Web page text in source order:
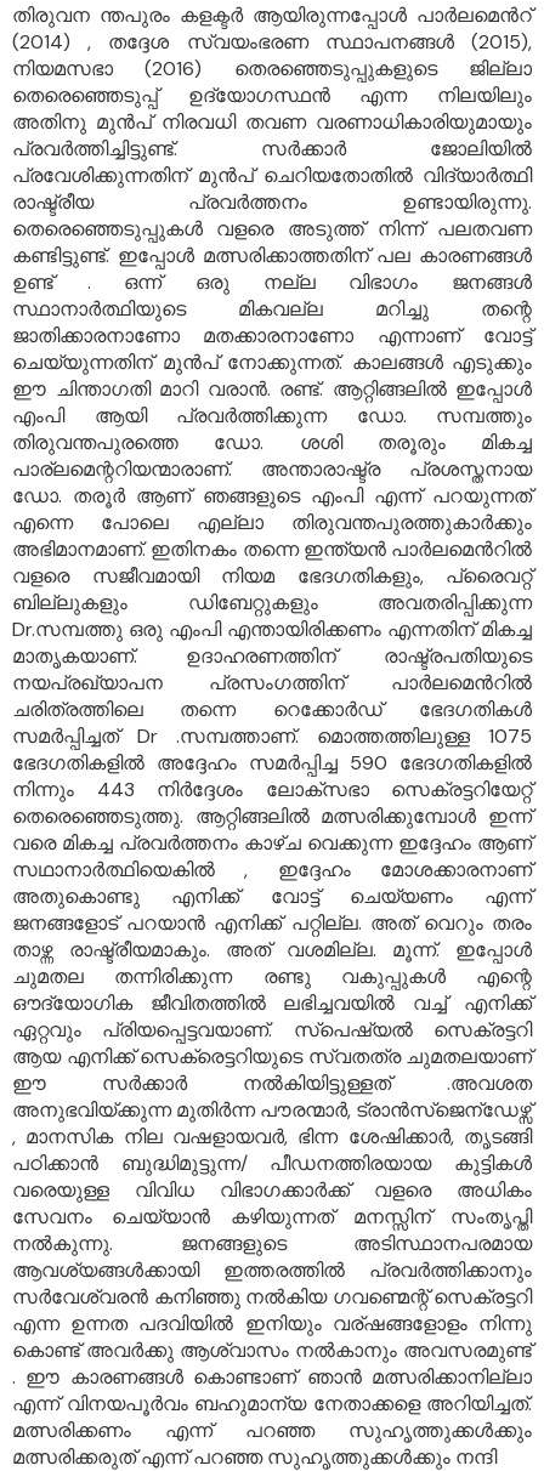
തിരുവന ന്തപുരം കളക്ടർ ആയിരുന്നപ്പോൾ പാർലമെൻറ്
(2014) , തദ്ദേശ സ്വയംഭരണ സ്ഥാപനങ്ങൾ (2015),
നിയമസഭാ (2016) തെരഞ്ഞെടുപ്പുകളുടെ ജില്ലാ
തെരെഞ്ഞെടുപ്പ് ഉദ്യോഗസ്ഥൻ എന്ന നിലയിലും
അതിനു മുൻപ് നിരവധി തവണ വരണാധികാരിയുമായും
പ്രവർത്തിച്ചിട്ടുണ്ട്. സർക്കാർ ജോലിയിൽ
പ്രവേശിക്കുന്നതിന് മുൻപ് ചെറിയതോതിൽ വിദ്യാർത്ഥി
രാഷ്ട്രീയ പ്രവർത്തനം ഉണ്ടായിരുന്നു.
തെരെഞ്ഞെടുപ്പുകൾ വളരെ അടുത്ത് നിന്ന് പലതവണ
കണ്ടിട്ടുണ്ട്. ഇപ്പോൾ മത്സരിക്കാത്തതിന് പല കാരണങ്ങൾ
ഉണ്ട് . ഒന്ന് ഒരു നല്ല വിഭാഗം ജനങ്ങൾ
സ്ഥാനാർത്ഥിയുടെ മികവല്ല മറിച്ചു തന്റെ
ജാതിക്കാരനാണോ മതക്കാരനാണോ എന്നാണ് വോട്ട്
ചെയ്യുന്നതിന് മുൻപ് നോക്കുന്നത്. കാലങ്ങൾ എടുക്കും
ഈ ചിന്താഗതി മാറി വരാൻ. രണ്ട്. ആറ്റിങ്ങലിൽ ഇപ്പോൾ
എംപി ആയി പ്രവർത്തിക്കുന്ന ഡോ. സമ്പത്തും
തിരുവന്തപുരത്തെ ഡോ. ശശി തരൂരും മികച്ച
പാര്ലമെന്ററിയന്മാരാണ്. അന്താരാഷ്ട്ര പ്രശസ്തനായ
ഡോ. തരൂർ ആണ് ഞങ്ങളുടെ എംപി എന്ന് പറയുന്നത്
എന്നെ പോലെ എല്ലാ തിരുവന്തപുരത്തുകാർക്കും
അഭിമാനമാണ്. ഇതിനകം തന്നെ ഇന്ത്യൻ പാർലമെൻറിൽ
വളരെ സജീവമായി നിയമ ഭേദഗതികളും, പ്രൈവറ്റ്
ബില്ലുകളും ഡിബേറ്റുകളും അവതരിപ്പിക്കുന്ന
Dr.സമ്പത്തു ഒരു എംപി എന്തായിരിക്കണം എന്നതിന് മികച്ച
മാതൃകയാണ്. ഉദാഹരണത്തിന് രാഷ്ട്രപതിയുടെ
നയപ്രഖ്യാപന പ്രസംഗത്തിന് പാർലമെൻറിൽ
ചരിത്രത്തിലെ തന്നെ റെക്കോർഡ് ഭേദഗതികൾ
സമർപ്പിച്ചത് Dr .സമ്പത്താണ്. മൊത്തത്തിലുള്ള 1075
ഭേദഗതികളിൽ അദ്ദേഹം സമർപ്പിച്ച 590 ഭേദഗതികളിൽ
നിന്നും 443 നിർദ്ദേശം ലോക്സഭാ സെക്രട്ടറിയേറ്റ്
തെരെഞ്ഞെടുത്തു. ആറ്റിങ്ങലിൽ മത്സരിക്കുമ്പോൾ ഇന്ന്
വരെ മികച്ച പ്രവർത്തനം കാഴ്ച വെക്കുന്ന ഇദ്ദേഹം ആണ്
സഥാനാർത്ഥിയെകിൽ , ഇദ്ദേഹം മോശക്കാരനാണ്
അതുകൊണ്ടു എനിക്ക് വോട്ട് ചെയ്യണം എന്ന്
ജനങ്ങളോട് പറയാൻ എനിക്ക് പറ്റില്ല. അത് വെറും തരം
താഴ്ന്ന രാഷ്ട്രീയമാകും. അത് വശമില്ല. മൂന്ന്. ഇപ്പോൾ
ചുമതല തന്നിരിക്കുന്ന രണ്ടു വകുപ്പുകൾ എന്റെ
ഔദ്യോഗിക ജീവിതത്തിൽ ലഭിച്ചവയിൽ വച്ച് എനിക്ക്
ഏറ്റവും പ്രിയപ്പെട്ടവയാണ്. സ്പെഷ്യൽ സെക്രട്ടറി
ആയ എനിക്ക് സെക്രെട്ടറിയുടെ സ്വതത്ര ചുമതലയാണ്
ഈ സർക്കാർ നൽകിയിട്ടുള്ളത് .അവശത
അനുഭവിയ്ക്കുന്ന മുതിർന്ന പൗരന്മാർ, ട്രാൻസ്ജെന്ഡേഴ്സ്
, മാനസിക നില വഷളായവർ, ഭിന്ന ശേഷിക്കാർ, തൃടങ്ങി
പഠിക്കാൻ ബുദ്ധിമുട്ടുന്ന/ പീഡനത്തിരയായ കുട്ടികൾ
വരെയുള്ള വിവിധ വിഭാഗക്കാർക്ക് വളരെ അധികം
സേവനം ചെയ്യാൻ കഴിയുന്നത് മനസ്സിന് സംതൃപ്തി
നൽകുന്നു. ജനങ്ങളുടെ അടിസ്ഥാനപരമായ
ആവശ്യങ്ങൾക്കായി ഇത്തരത്തിൽ പ്രവർത്തിക്കാനും
സർവേശ്വരൻ കനിഞ്ഞു നൽകിയ ഗവണ്മെന്റ് സെക്രട്ടറി
എന്ന ഉന്നത പദവിയിൽ ഇനിയും വര്ഷങ്ങളോളം നിന്നു
കൊണ്ട് അവർക്കു ആശ്വാസം നൽകാനും അവസരമുണ്ട്
. ഈ കാരണങ്ങൾ കൊണ്ടാണ് ഞാൻ മത്സരിക്കാനില്ലാ
എന്ന് വിനയപൂർവം ബഹുമാന്യ നേതാക്കളെ അറിയിച്ചത്.
മത്സരിക്കണം എന്ന് പറഞ്ഞ സുഹൃത്തുക്കൾക്കും
മത്സരിക്കരുത് എന്ന് പറഞ്ഞ സുഹൃത്തുക്കൾക്കും നന്ദി